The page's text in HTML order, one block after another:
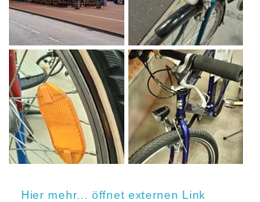
Hier mehr... öffnet externen Link